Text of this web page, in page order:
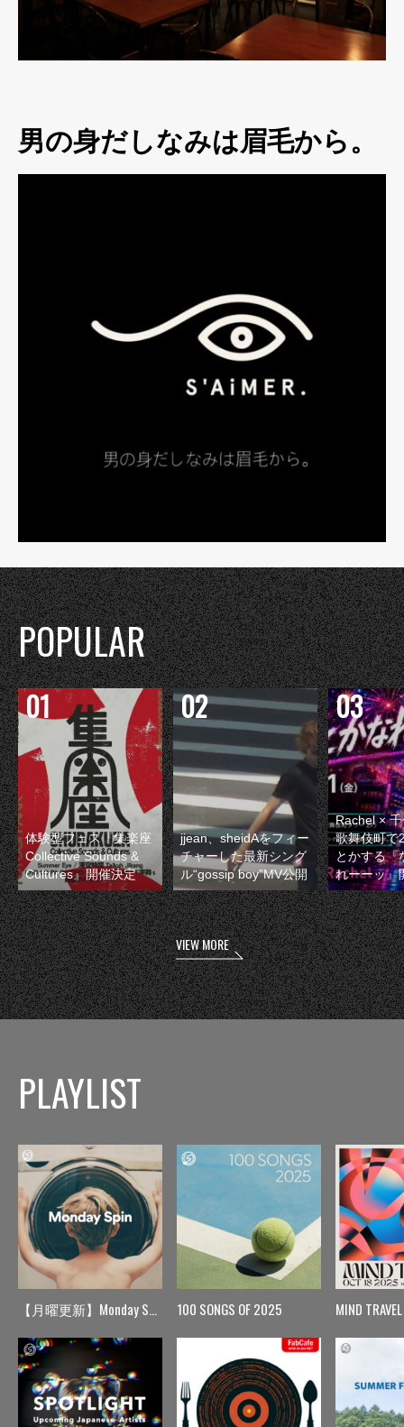
男の身だしなみは眉毛から。
POPULAR
体験型フェス『集楽座
Collective Sounds &
Cultures』開催決定
jjean、sheidAをフィー
チャーした最新シング
ル“gossip boy”MV公開
Rachel ×
歌舞伎町で
とかする『
れーーッ』
VIEW MORE
PLAYLIST
【月曜更新】Monday Spin 100 SONGS OF 2025 MIND TRAVEL